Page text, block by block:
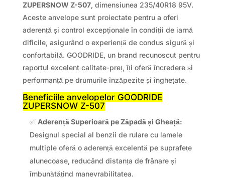
ZUPERSNOW Z-507, dimensiunea 235/40R18 95V.
Aceste anvelope sunt proiectate pentru a oferi
aderență și control excepționale în condiții de iarnă
dificile, asigurând o experiență de condus sigură și
confortabilă. GOODRIDE, un brand recunoscut pentru
raportul excelent calitate-preț, îți oferă încredere și
performanță pe drumurile înzăpezite și înghețate.
Beneficiile anvelopelor GOODRIDE
ZUPERSNOW Z-507
✅ Aderență Superioară pe Zăpadă și Gheață:
Designul special al benzii de rulare cu lamele
multiple oferă o aderență excelentă pe suprafețe
alunecoase, reducând distanța de frânare și
îmbunătățind manevrabilitatea.